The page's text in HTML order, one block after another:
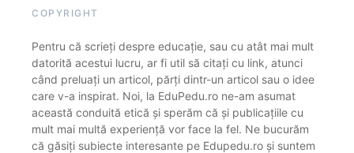
COPYRIGHT
Pentru că scrieți despre educație, sau cu atât mai mult
datorită acestui lucru, ar fi util să citați cu link, atunci
când preluați un articol, părți dintr-un articol sau o idee
care v-a inspirat. Noi, la EduPedu.ro ne-am asumat
această conduită etică și sperăm că și publicațiile cu
mult mai multă experiență vor face la fel. Ne bucurăm
că găsiți subiecte interesante pe Edupedu.ro și suntem